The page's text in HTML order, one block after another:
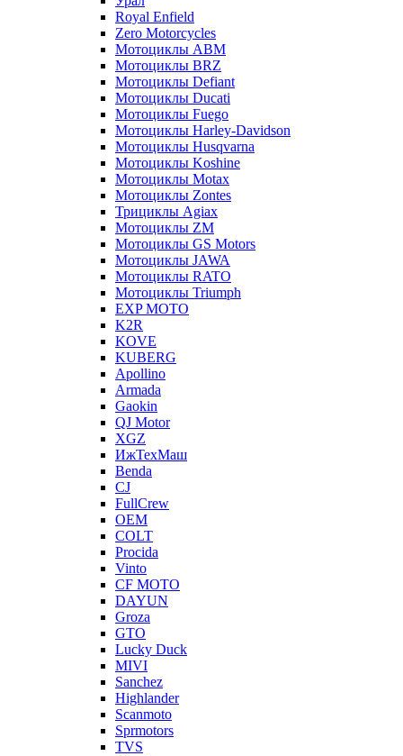
Royal Enfield
Zero Motorcycles
Мотоциклы ABM
Мотоциклы BRZ
Мотоциклы Defiant
Мотоциклы Ducati
Мотоциклы Fuego
Мотоциклы Harley-Davidson
Мотоциклы Husqvarna
Мотоциклы Koshine
Мотоциклы Motax
Мотоциклы Zontes
Трициклы Agiax
Мотоциклы ZM
Мотоциклы GS Motors
Мотоциклы JAWA
Мотоциклы RATO
Мотоциклы Triumph
EXP MOTO
K2R
KOVE
KUBERG
Apollino
Armada
Gaokin
QJ Motor
XGZ
ИжТехМаш
Benda
CJ
FullCrew
OEM
COLT
Procida
Vinto
CF MOTO
DAYUN
Groza
GTO
Lucky Duck
MIVI
Sanchez
Highlander
Scanmoto
Sprmotors
TVS